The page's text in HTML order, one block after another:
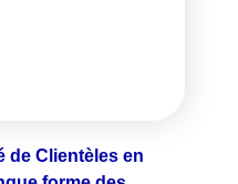
de Clientèles en